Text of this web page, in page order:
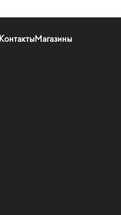
КонтактыМагазины